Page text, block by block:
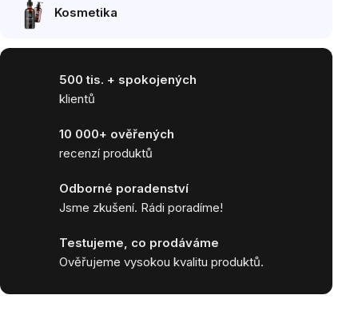
Kosmetika
500 tis. + spokojených
klientů
10 000+ ověřených
recenzí produktů
Odborné poradenství
Jsme zkušení. Rádi poradíme!
Testujeme, co prodáváme
Ověřujeme vysokou kvalitu produktů.